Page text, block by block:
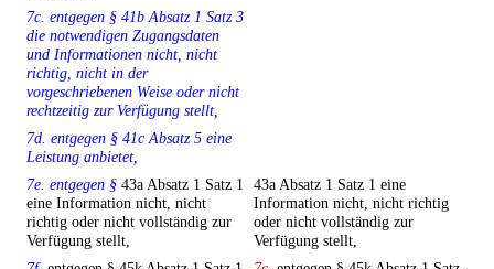
7c. entgegen § 41b Absatz 1 Satz 3
die notwendigen Zugangsdaten
und Informationen nicht, nicht
richtig, nicht in der
vorgeschriebenen Weise oder nicht
rechtzeitig zur Verfügung stellt,
7d. entgegen § 41c Absatz 5 eine
Leistung anbietet,
7e. entgegen § 43a Absatz 1 Satz 1
eine Information nicht, nicht
richtig oder nicht vollständig zur
Verfügung stellt,
43a Absatz 1 Satz 1 eine
Information nicht, nicht richtig
oder nicht vollständig zur
Verfügung stellt,